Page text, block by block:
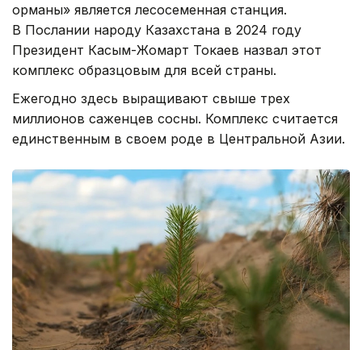
орманы» является лесосеменная станция.
В Послании народу Казахстана в 2024 году
Президент Касым-Жомарт Токаев назвал этот
комплекс образцовым для всей страны.
Ежегодно здесь выращивают свыше трех
миллионов саженцев сосны. Комплекс считается
единственным в своем роде в Центральной Азии.